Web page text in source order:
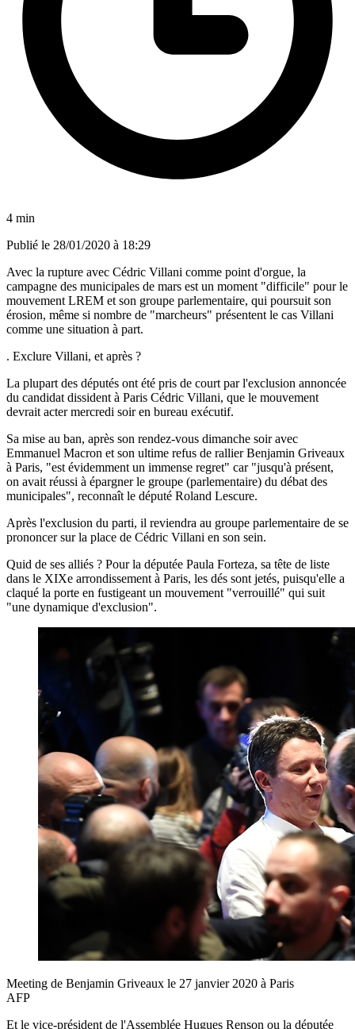
4 min
Publié le 28/01/2020 à 18:29
Avec la rupture avec Cédric Villani comme point d'orgue, la
campagne des municipales de mars est un moment "difficile" pour le
mouvement LREM et son groupe parlementaire, qui poursuit son
érosion, même si nombre de "marcheurs" présentent le cas Villani
comme une situation à part.
. Exclure Villani, et après ?
La plupart des députés ont été pris de court par l'exclusion annoncée
du candidat dissident à Paris Cédric Villani, que le mouvement
devrait acter mercredi soir en bureau exécutif.
Sa mise au ban, après son rendez-vous dimanche soir avec
Emmanuel Macron et son ultime refus de rallier Benjamin Griveaux
à Paris, "est évidemment un immense regret" car "jusqu'à présent,
on avait réussi à épargner le groupe (parlementaire) du débat des
municipales", reconnaît le député Roland Lescure.
Après l'exclusion du parti, il reviendra au groupe parlementaire de se
prononcer sur la place de Cédric Villani en son sein.
Quid de ses alliés ? Pour la députée Paula Forteza, sa tête de liste
dans le XIXe arrondissement à Paris, les dés sont jetés, puisqu'elle a
claqué la porte en fustigeant un mouvement "verrouillé" qui suit
"une dynamique d'exclusion".
Meeting de Benjamin Griveaux le 27 janvier 2020 à Paris
AFP
Et le vice-président de l'Assemblée Hugues Renson ou la députée